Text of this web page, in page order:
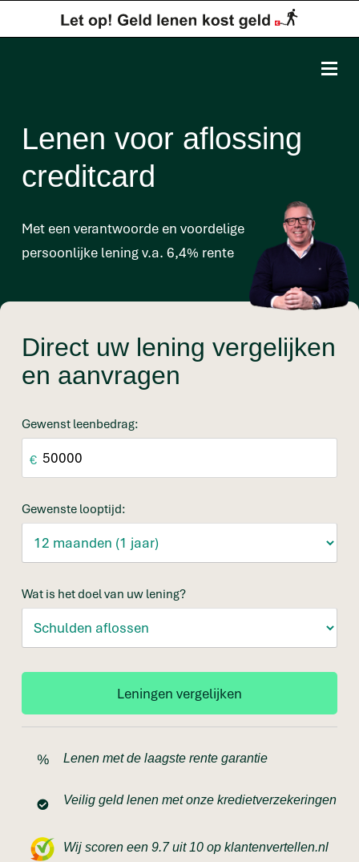
Lenen voor aflossing
creditcard
Met een verantwoorde en voordelige
persoonlijke lening v.a. 6,4% rente
Direct uw lening vergelijken
en aanvragen
Gewenst leenbedrag:
€
Gewenste looptijd:
Wat is het doel van uw lening?
Lenen met de laagste rente garantie
Veilig geld lenen met onze kredietverzekeringen
Wij scoren een 9.7 uit 10 op klantenvertellen.nl